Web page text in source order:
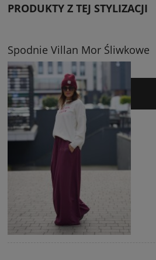
PRODUKTY Z TEJ STYLIZACJI
Spodnie Villan Mor Śliwkowe